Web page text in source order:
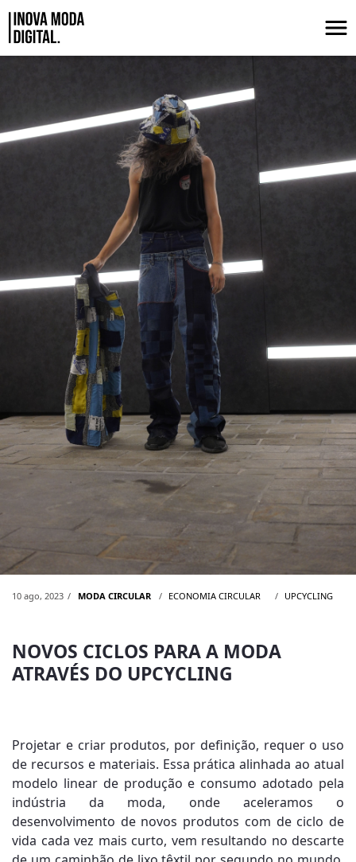
Pular para o Conteúdo principal
Novos ciclos para a moda através do
10 ago, 2023 MODA CIRCULAR ECONOMIA CIRCULAR UPCYCLING
NOVOS CICLOS PARA A MODA
ATRAVÉS DO UPCYCLING
Projetar e criar produtos, por definição, requer o uso
de recursos e materiais. Essa prática alinhada ao atual
modelo linear de produção e consumo adotado pela
indústria da moda, onde aceleramos o
desenvolvimento de novos produtos com de ciclo de
vida cada vez mais curto, vem resultando no descarte